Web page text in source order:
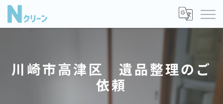
川崎市高津区 遺品整理のご
依頼